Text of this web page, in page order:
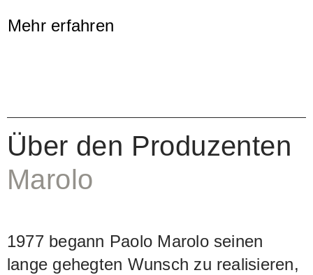
Mehr erfahren
Über den Produzenten
Marolo
1977 begann Paolo Marolo seinen
lange gehegten Wunsch zu realisieren,